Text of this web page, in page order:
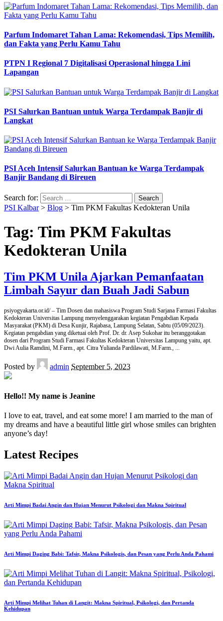
Parfum Indomaret Tahan Lama: Rekomendasi, Tips Memilih,
dan Fakta yang Perlu Kamu Tahu
PTPN I Regional 7 Digitalisasi Operasional hingga Lini
Lapangan
PSI Salurkan Bantuan untuk Warga Terdampak Banjir di
Langkat
PSI Aceh Intensif Salurkan Bantuan ke Warga Terdampak
Banjir Bandang di Bireuen
Search for:
PSI Kalbar> Blog > Tim PKM Fakultas Kedokteran Unila
Tag: Tim PKM Fakultas
Kedokteran Unila
Tim PKM Unila Ajarkan Pemanfaatan
Limbah Sayur dan Buah Jadi Sabun
psiyogyakarta.or.id/ – Tim Dosen dan mahasiswa Program Studi Sarjana Farmasi Fakultas
Kedokteran Universitas Lampung menyelenggarakan kegiatan Pengabdian Kepada
Masyarakat (PKM) di Desa Kunjir, Rajabasa, Lampung Selatan, Sabtu (05/09/2023).
Kegiatan pengabdian yang diketuai oleh Prof. Dr. dr. Asep Sukohar itu beranggotakan
dosen dari Program Studi Farmasi Fakultas Kedokteran Universitas Lampung yaitu, apt.
Dwi Aulia Ramdini, M.Farm., apt. Citra Yulianda Pardilawati, M.Farm., ...
Posted by admin September 5, 2023
Hello!! My name is Jeanine
I love to eat, travel, and eat some more! I am married to the man of
my dreams and have a beautiful little girl whose smiles can brighten
anyone’s day!
Latest Recipes
Arti Mimpi Badai Angin dan Hujan Menurut Psikologi dan Makna Spiritual
Arti Mimpi Daging Babi: Tafsir, Makna Psikologis, dan Pesan yang Perlu Anda Pahami
Arti Mimpi Melihat Tuhan di Langit: Makna Spiritual, Psikologi, dan Pertanda
Kehidupan